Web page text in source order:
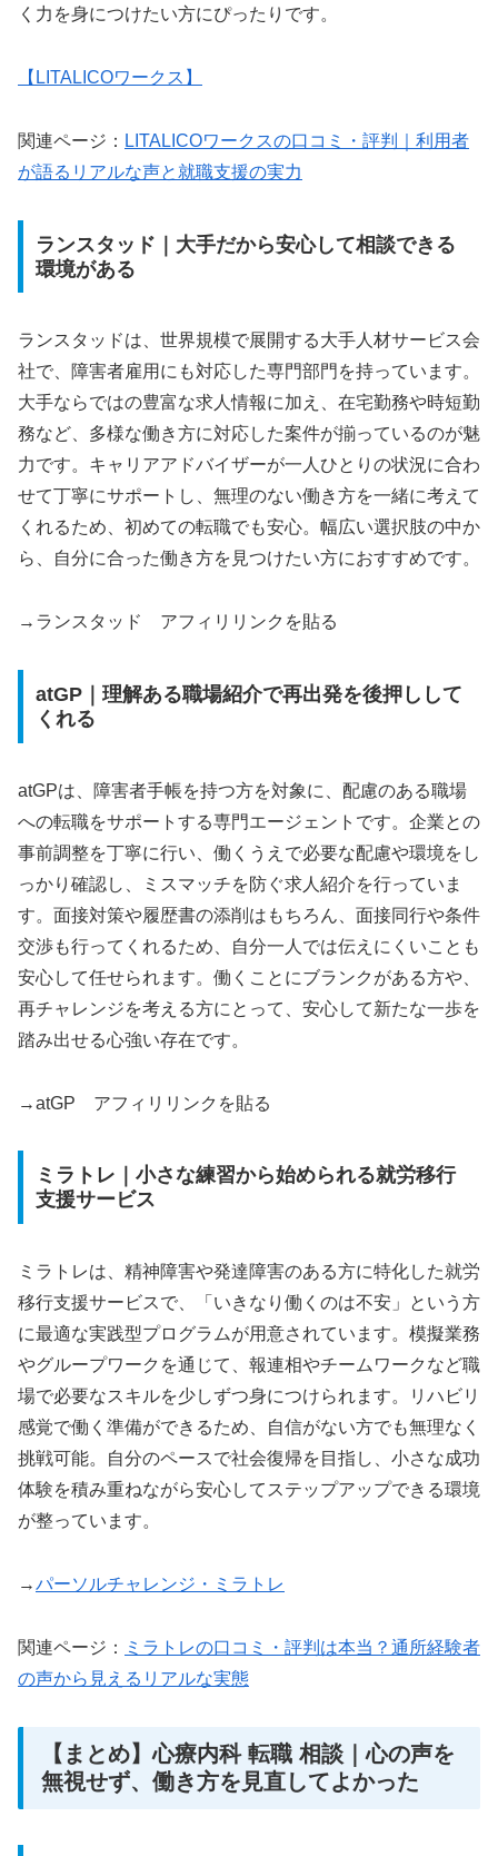
く力を身につけたい方にぴったりです。
【 LITALICOワークス】
関連ページ： LITALICOワークスの口コミ・評判｜利用者
が語るリアルな声と就職支援の実力
ランスタッド｜大手だから安心して相談できる
環境がある
ランスタッドは、世界規模で展開する大手人材サービス会
社で、障害者雇用にも対応した専門部門を持っています。
大手ならではの豊富な求人情報に加え、在宅勤務や時短勤
務など、多様な働き方に対応した案件が揃っているのが魅
力です。キャリアアドバイザーが一人ひとりの状況に合わ
せて丁寧にサポートし、無理のない働き方を一緒に考えて
くれるため、初めての転職でも安心。幅広い選択肢の中か
ら、自分に合った働き方を見つけたい方におすすめです。
→ランスタッド アフィリリンクを貼る
atGP｜理解ある職場紹介で再出発を後押しして
くれる
atGPは、障害者手帳を持つ方を対象に、配慮のある職場
への転職をサポートする専門エージェントです。企業との
事前調整を丁寧に行い、働くうえで必要な配慮や環境をし
っかり確認し、ミスマッチを防ぐ求人紹介を行っていま
す。面接対策や履歴書の添削はもちろん、面接同行や条件
交渉も行ってくれるため、自分一人では伝えにくいことも
安心して任せられます。働くことにブランクがある方や、
再チャレンジを考える方にとって、安心して新たな一歩を
踏み出せる心強い存在です。
→atGP アフィリリンクを貼る
ミラトレ｜小さな練習から始められる就労移行
支援サービス
ミラトレは、精神障害や発達障害のある方に特化した就労
移行支援サービスで、「いきなり働くのは不安」という方
に最適な実践型プログラムが用意されています。模擬業務
やグループワークを通じて、報連相やチームワークなど職
場で必要なスキルを少しずつ身につけられます。リハビリ
感覚で働く準備ができるため、自信がない方でも無理なく
挑戦可能。自分のペースで社会復帰を目指し、小さな成功
体験を積み重ねながら安心してステップアップできる環境
が整っています。
→パーソルチャレンジ・ミラトレ
関連ページ：
ミラトレの口コミ・評判は本当？通所経験者
の声から見えるリアルな実態
【まとめ】心療内科 転職 相談｜心の声を
無視せず、働き方を見直してよかった